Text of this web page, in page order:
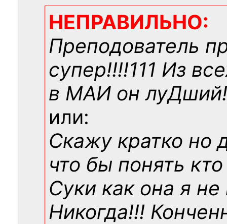
НЕПРАВИЛЬНО:
Преподователь
супер!!!!111 Из
в МАИ он
или:
Скажу кратко но
что бы понять
Суки как она я не
Никогда!!!